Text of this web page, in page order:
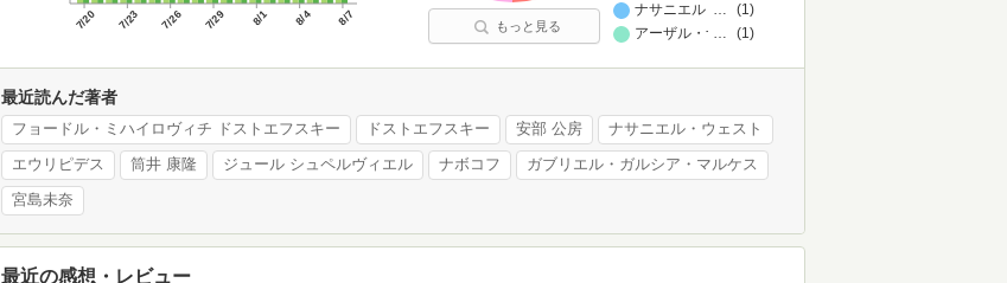
7/20 7/23 7/26 7/29 8/1 8/4 8/7
ナサニエル・ウェスト
(1)
…
アーザル・ナフィーシー
(1)
…
もっと見る
最近読んだ著者
フョードル・ミハイロヴィチ ドストエフスキー ドストエフスキー 安部 公房 ナサニエル・ウェスト
エウリピデス 筒井 康隆 ジュール シュペルヴィエル ナボコフ ガブリエル・ガルシア・マルケス
宮島未奈
最近の感想・レビュー